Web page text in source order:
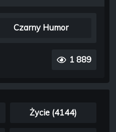
Czarny Humor
1 889
Życie (4144)